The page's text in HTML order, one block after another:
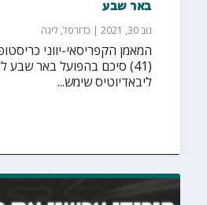
באר שבע
נוב 30, 2021 | כדורסל, ליגה
המאמן הקפריסאי-יווני
(41) סיכם בהפועל באר שבע
ליבאדיוטיס שימש...